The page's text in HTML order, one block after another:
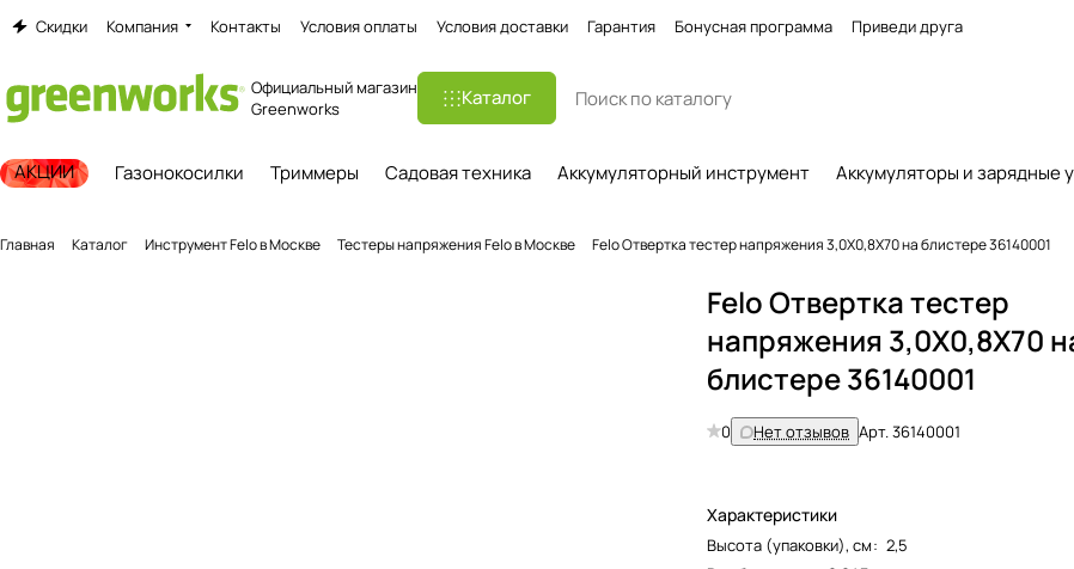
Скидки Компания Контакты Условия оплаты Условия доставки Гарантия Бонусная программа Приведи друга
Официальный магазин
Greenworks
Каталог
АКЦИИ Газонокосилки Триммеры Садовая техника Аккумуляторный инструмент Аккумуляторы и зарядные
Главная Каталог Инструмент Felo в Москве Тестеры напряжения Felo в Москве Felo Отвертка тестер напряжения 3,0X0,8X70 на блистере 36140001
Felo Отвертка тестер
напряжения 3,0X0,8X70
блистере 36140001
0 Нет отзывов Арт.36140001
Характеристики
Высота (упаковки), см: 2,5